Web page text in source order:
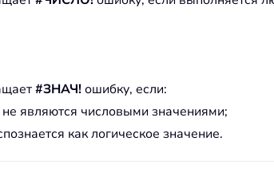
#ЗНАЧ!ошибку, если:
не являются числовыми значениями;
как логическое значение.